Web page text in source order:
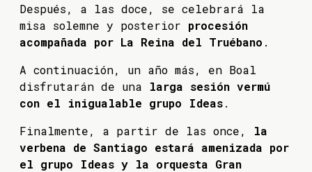
Después, a las doce, se celebrará la
misa solemne y posterior procesión
acompañada por La Reina del Truébano .
A continuación, un año más, en Boal
disfrutarán de una larga sesión vermú
con el inigualable grupo Ideas.
Finalmente, a partir de las once, la
verbena de Santiago estará amenizada por
el grupo Ideas y la orquesta Gran